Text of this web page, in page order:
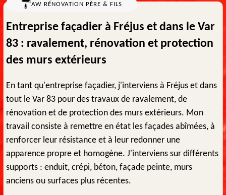
AW RÉNOVATION PÈRE & FILS
Entreprise façadier à Fréjus et dans le Var
83 : ravalement, rénovation et protection
des murs extérieurs
En tant qu'entreprise façadier, j'interviens à Fréjus et dans
tout le Var 83 pour des travaux de ravalement, de
rénovation et de protection des murs extérieurs. Mon
travail consiste à remettre en état les façades abîmées, à
renforcer leur résistance et à leur redonner une
apparence propre et homogène. J'interviens sur différents
supports : enduit, crépi, béton, façade peinte, murs
anciens ou surfaces plus récentes.